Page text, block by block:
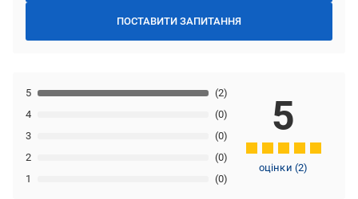
ПОСТАВИТИ ЗАПИТАННЯ
1 (0)
2 (0)
3 (0)
4 (0)
5 (2)
5
оцінки(2)